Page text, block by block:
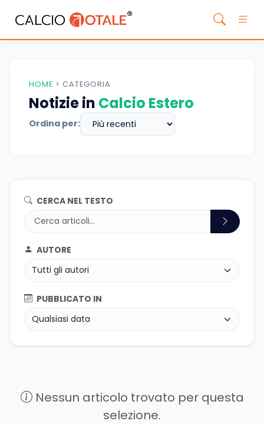
HOME > CATEGORIA
Notizie in Calcio Estero
Ordina per:
CERCA NEL TESTO
AUTORE
PUBBLICATO IN
Nessun articolo trovato per questa
selezione.